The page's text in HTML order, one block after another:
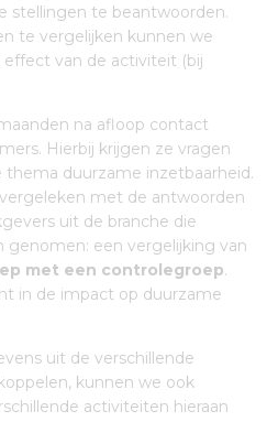
stellingen te beantwoorden.
te vergelijken kunnen we
van de activiteit (bij
na afloop contact
Hierbij krijgen ze vragen
duurzame inzetbaarheid.
met de antwoorden
uit de branche die
genomen: een vergelijking van
met een controlegroep.
in de impact op duurzame
uit de verschillende
kunnen we ook
activiteiten hieraan